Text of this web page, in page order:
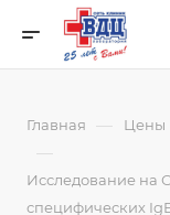
Главная — Цены
—
Исследование на
специфических